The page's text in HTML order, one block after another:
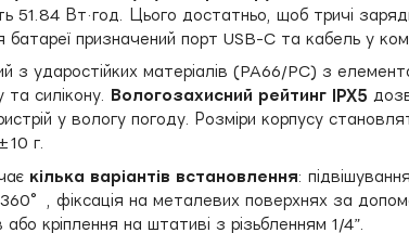
51.84 Вт·год. Цього достатньо, щоб тричі
призначений порт USB-C та кабель у
з ударостійких матеріалів (PA66/PC) з
та силікону.
Вологозахисний рейтинг IPX5
у вологу погоду. Розміри корпусу
г.
кілька варіантів встановлення:
фіксація на металевих поверхнях за
або кріплення на штативі з різьбленням 1/4”.